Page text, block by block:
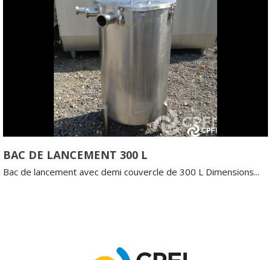
BAC DE LANCEMENT 300 L
Bac de lancement avec demi couvercle de 300 L Dimensions...